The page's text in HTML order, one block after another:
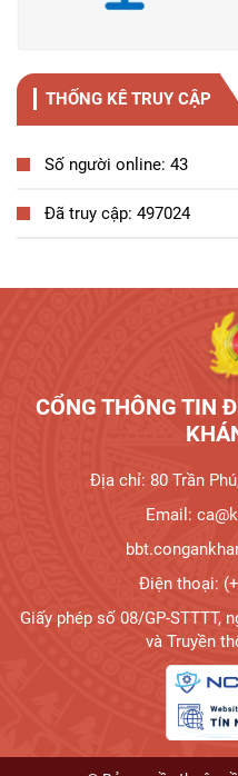
THỐNG KÊ TRUY CẬP
Số người online: 43
Đã truy cập: 497024
CỔNG THÔNG TIN
Địa chỉ: 80 Trần
Email:
Điện thoại:
Giấy phép số 08/GP-STTTT,
và Truyền